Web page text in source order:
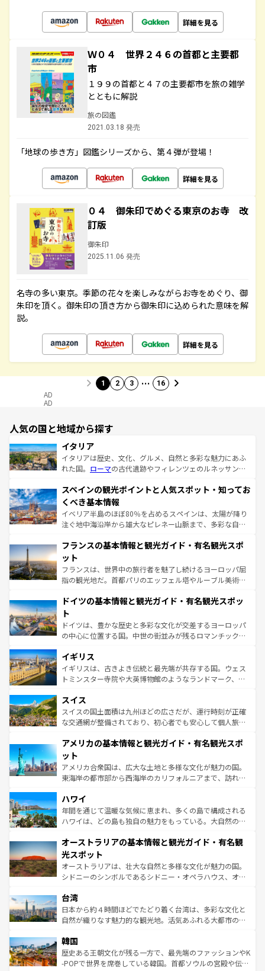
詳細を見る
Ｗ０４ 世界２４６の首都と主要都
市
１９９の首都と４７の主要都市を旅の雑学
とともに解説
旅の図鑑
2021.03.18 発売
「地球の歩き方」図鑑シリーズから、第４弾が登場！
詳細を見る
０４ 御朱印でめぐる東京のお寺 改
訂版
御朱印
2025.11.06 発売
名寺の多い東京。季節の花々を楽しみながらお寺をめぐり、御
朱印を頂く。御朱印の頂き方から御朱印に込められた意味を解
説。
詳細を見る
1 2 3 … 16
AD
AD
人気の国と地域から探す
イタリア
イタリアは歴史、文化、グルメ、自然と多彩な魅力にあふ
れた国。 ローマの古代遺跡やフィレンツェのルネッサンス
ろん、トスカーナの美しい田園風景やアマルフィ海岸の絶
景など、自然景観も見逃せない。観光の合間には、本場の
ピザやパスタなど、絶品のイタリア料理を堪能することも
できる。朝目覚めてから夜眠るまで、すべての瞬間を楽し
なお、新着のイタリア情報はコンテンツ一覧を参照してほ
しい。
スペインの観光ポイントと人気スポット・知ってお
くべき基本情報
イベリア半島のほぼ80％を占めるスペインは、太陽が降り
注ぐ地中海沿岸から雄大なピレネー山脈まで、多彩な自然
文化が根付くこの国では、情熱的なフラメンコ、熱気あふ
れる闘牛、そして美味しいタパスが生活の一部となってい
る。首都マドリードの洗練された雰囲気や、バルセロナの
アートに溢れた街角から、地方では古代ローマ遺跡や中世
せる。地方によって風土や気候が異なるスペインはその個
ンテンツ一覧 を参照してほしい。
フランスの基本情報と観光ガイド・有名観光スポ
ット
フランスは、世界中の旅行者を魅了し続けるヨーロッパ屈
指の観光地だ。首都パリのエッフェル塔やルーブル美術館
で、幅広い魅力が詰まっている。華麗な宮殿、歴史的な大
聖堂、美しいビーチ、そして豊かな自然が、訪れる者を心
から魅了する。また、フランスは美食の国としても知ら
れ、フランス料理はユネスコ無形文化遺産にも登録されて
香り高いラベンダー畑など、多彩な楽しみ方が可能だ。さ
らに、パリ以外の地域にも魅力が溢れており、どの街角に
も豊かな歴史と文化が息づいている。パリ以外の個性あふ
を参照してほしい。
ドイツの基本情報と観光ガイド・有名観光スポッ
ト
ドイツは、豊かな歴史と多彩な文化が交差するヨーロッパ
の中心に位置する国。中世の街並みが残るロマンチック街
顔を持つこの国は、どこを歩いても飽きることがない。ベ
ルリンの文化的活気、バイエルン州のアルプスの絶景、そ
してライン川沿いのワイン畑といった風景は必見。ビール
は、お酒好きな人にはぜひ体験してほしい。 なお、新着の
ドイツ情報はコンテンツ一覧を参照してほしい。
イギリス
イギリスは、古きよき伝統と最先端が共存する国。ウェス
トミンスター寺院や大英博物館のようなランドマーク、歴
リアごとに異なる魅力がある。また、優雅なアフタヌーン
ティー、ビール好きにはたまらない英国パブ、サッカー観
戦など、本場だからこそできる体験も豊富。イギリスを旅
ンツ一覧を参照してほしい。
スイス
スイスの国土面積は九州ほどの広さだが、運行時刻が正確
な交通網が整備されており、初心者でも安心して個人旅行
の建物がそのまま残る町や、スイスならではのユニークな
博物館もあり、アルプス観光だけでなく町歩きも満喫する
ことができる。国民の所得が高いため物価も高いが、旅行
者向けの交通パス提供のサービスもあり、うまく活用すれ
着のスイス情報は
アメリカの基本情報と観光ガイド・有名観光スポ
ット
アメリカ合衆国は、広大な土地と多様な文化が魅力の国。
東海岸の都市部から西海岸のカリフォルニアまで、訪れる
のような巨大都市は、観光、ショッピング、エンターテイ
ンメントが詰まった刺激的なスポットだ。一方、アメリカ
西部には大自然が広がり、グランドキャニオンやイエロー
部のニューオーリンズでは、音楽と美食が融合した独特の
文化が魅力。旅行者はアメリカの各地域で異なる魅力を楽
しみながら、その多様性と豊かな歴史を感じることができ
るだろう。車でのロードトリップや列車の旅も、アメリカ
情報は
ハワイ
年間を通じて温暖な気候に恵まれ、多くの島で構成される
ハワイは、どの島も独自の魅力をもっている。大自然の神
ワイ島は見逃せない。また、定番の観光地といえばオアフ
島だが、静かな自然を求めるならマウイ島やカウアイ島が
おすすめ。エメラルドグリーンに輝く海をはじめ、豊かな
文化や歴史が息づいている。「アロハスピリット」と呼ば
人々、おいしいローカルフードやハワイアンミュージッ
ク、伝統的なフラダンスなど、すべてがハワイの魅力を彩
っている。訪れるたびに新しい発見と感動が待っているハ
はコンテンツ一覧
オーストラリアの基本情報と観光ガイド・有名観
光スポット
オーストラリアは、壮大な自然と多様な文化が魅力の国。
シドニーのシンボルであるシドニー・オペラハウス、オー
リアリーフや大陸中央部にそびえるウルル（エアーズロッ
ク）、タスマニアの美しい原生林やケアンズの熱帯雨林な
ど、見どころがたくさん。また、カフェやワイン、オージ
いる。アクティビティも充実しており、サーフィンやダイ
ビング、ハイキングなど、アウトドア好きにはたまらな
い。オーストラリアの多彩な魅力を存分に味わいつくそ
台湾
日本から約４時間ほどでたどり着く台湾は、多彩な文化と
自然が織りなす魅力的な観光地。活気あふれる大都市の台
ン）、静ひつな山岳地帯である台湾東部など、都市の喧騒
と山間の静けさが共存しており、訪れる人に新しい発見と
驚きをもたらしてくれる。また、奥深い台湾の食文化も魅
韓国
歴史ある王朝文化が残る一方で、最先端のファッションやK
-POPで世界を席巻している韓国。首都ソウルの宮殿や伝統